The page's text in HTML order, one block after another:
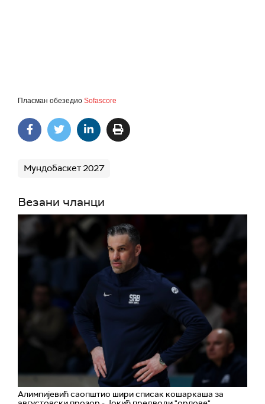
Пласман обезедио Sofascore
Мундобаскет 2027
Везани чланци
Алимпијевић саопштио шири списак кошаркаша за